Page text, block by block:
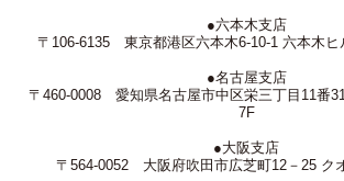
●六本木支店
〒106-6135 東京都港区六本木6-10-1 六本木ヒ
●名古屋支店
〒460-0008 愛知県名古屋市中区栄三丁目11番
7F
●大阪支店
〒564-0052 大阪府吹田市広芝町12－25 ク